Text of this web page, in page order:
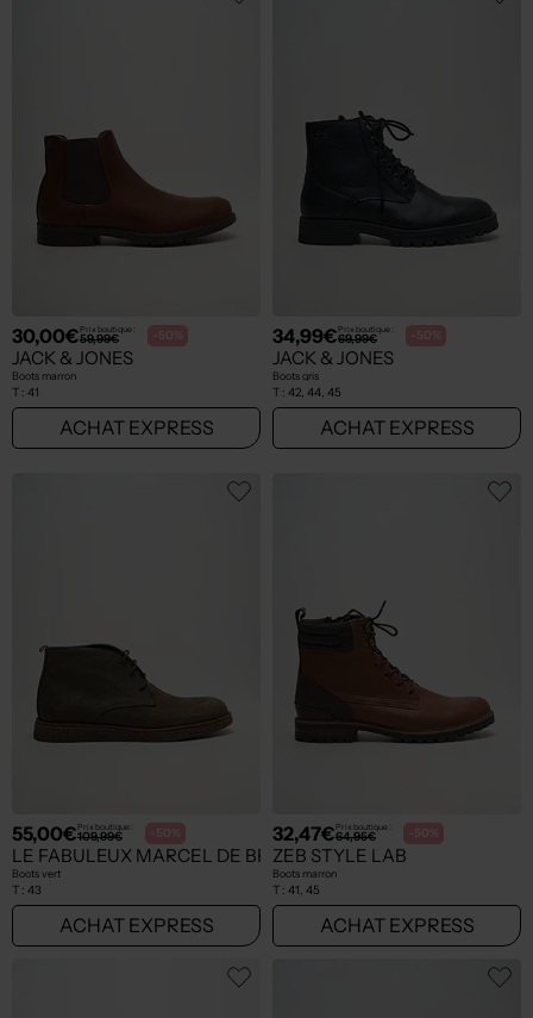
30,00€Prix boutique :
59,99€ -50%
JACK & JONES
Boots marron
T : 41
ACHAT EXPRESS
34,99€Prix boutique :
69,99€ -50%
JACK & JONES
Boots gris
T : 42, 44, 45
ACHAT EXPRESS
55,00€Prix boutique :
109,99€ -50%
LE FABULEUX MARCEL DE BRUXELLES
Boots vert
T : 43
ACHAT EXPRESS
32,47€Prix boutique :
64,95€ -50%
ZEB STYLE LAB
Boots marron
T : 41, 45
ACHAT EXPRESS